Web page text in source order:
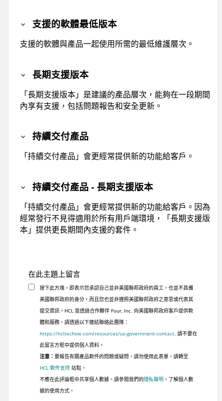
支援的軟體最低版本
支援的軟體與產品一起使用所需的最低維護層次。
長期支援版本
「長期支援版本」是建議的產品層次，能夠在一段期間
內享有支援，包括問題報告和安全更新。
持續交付產品
「持續交付產品」會更經常提供新的功能給客戶。
持續交付產品 - 長期支援版本
「持續交付產品」會更經常提供新的功能給客戶。因為
經常發行不見得適用於所有用戶端環境，「長期支援版
本」提供更長期間內支援的套件。
在此主題上留言
按下此方塊，即表示您承認自己並非美國聯邦政府的員工，也並不具備
美國聯邦政府的身分，而且您也並非遵照美國聯邦政府之意思或代表其
提交資訊。HCL 是透過合作夥伴 Four, Inc. 向美國聯邦政府客戶提供軟
體和服務。請透過以下連結聯絡此團隊：
https://hcltechsw.com/resources/us-government-contact. 請不要在
此留言方框中提供個人資料。
注意： 要報告有關產品軟件的問題或疑問，請勿使用此表單。請轉至
HCL 軟件支持站點。
不應在此評論框中共享個人數據。請參閱我們的隱私聲明，了解個人數
據的使用方式。